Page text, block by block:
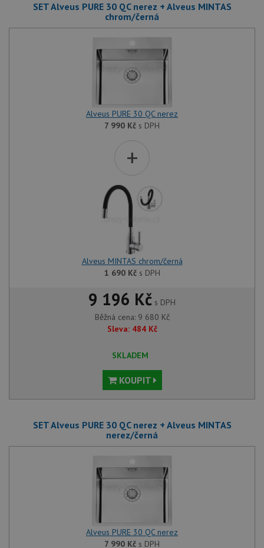
SET Alveus PURE 30 QC nerez + Alveus MINTAS
chrom/černá
Alveus PURE 30 QC nerez
7 990 Kč s DPH
+
Alveus MINTAS chrom/černá
1 690 Kčs DPH
9 196 Kč s DPH
Běžná cena: 9 680 Kč
Sleva: 484 Kč
SKLADEM
KOUPIT
SET Alveus PURE 30 QC nerez + Alveus MINTAS
nerez/černá
Alveus PURE 30 QC nerez
7 990 Kč s DPH